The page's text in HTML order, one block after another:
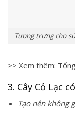
Tượng trưng cho
>> Xem thêm:
3. Cây Cỏ Lạc
Tạo nên không